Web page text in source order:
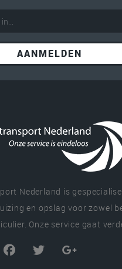
Nederland is
en opslag voor zowel
Onze service gaat